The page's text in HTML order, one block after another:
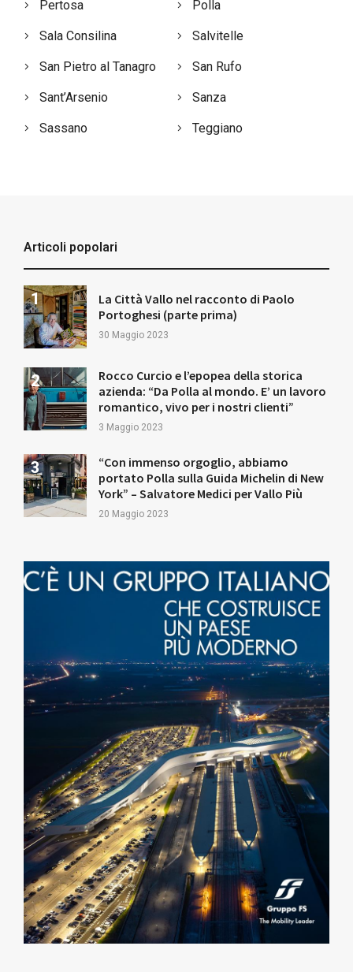
Pertosa Polla
Sala Consilina Salvitelle
San Pietro al Tanagro San Rufo
Sant’Arsenio Sanza
Sassano Teggiano
Articoli popolari
La Città Vallo nel racconto di Paolo
Portoghesi (parte prima)
30 Maggio 2023
Rocco Curcio e l’epopea della storica
azienda: “Da Polla al mondo. E’ un lavoro
romantico, vivo per i nostri clienti”
3 Maggio 2023
“Con immenso orgoglio, abbiamo
portato Polla sulla Guida Michelin di New
York” – Salvatore Medici per Vallo Più
20 Maggio 2023